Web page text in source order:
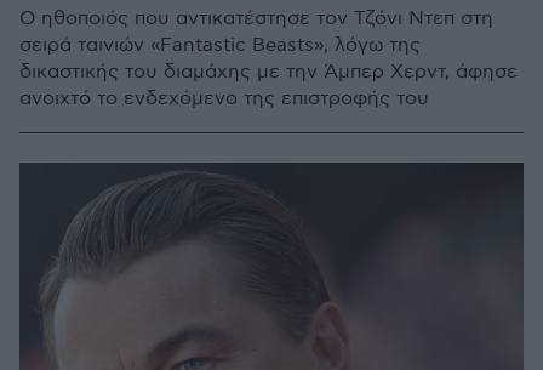
Ο ηθοποιός που αντικατέστησε τον Τζόνι Ντεπ στη
σειρά ταινιών «Fantastic Beasts», λόγω της
δικαστικής του διαμάχης με την Άμπερ Χερντ, άφησε
ανοιχτό το ενδεχόμενο της επιστροφής του